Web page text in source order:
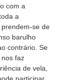
com a
a
se de
barulho
contrário. Se
faz
de vela,